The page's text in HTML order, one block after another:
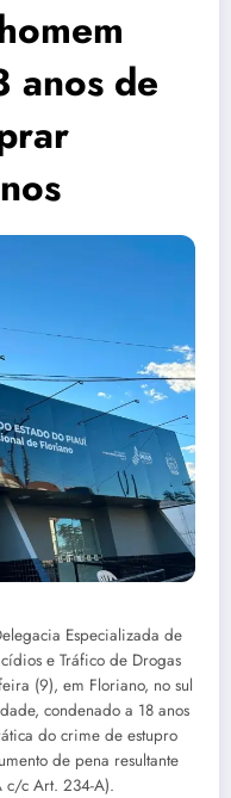
anos de
Especializada de
e Tráfico de Drogas
(9), em Floriano, no sul
condenado a 18 anos
do crime de estupro
de pena resultante
c/c Art. 234-A).